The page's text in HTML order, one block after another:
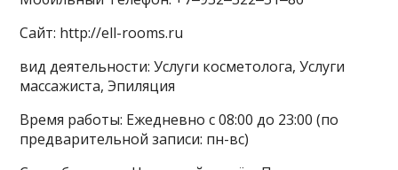
Сайт: http://ell-rooms.ru
вид деятельности: Услуги косметолога, Услуги
массажиста, Эпиляция
Время работы: Ежедневно с 08:00 до 23:00 (по
предварительной записи: пн-вс)